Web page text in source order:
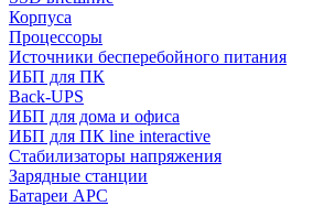
Корпуса
Процессоры
Источники бесперебойного питания
ИБП для ПК
Back-UPS
ИБП для дома и офиса
ИБП для ПК linе interactive
Стабилизаторы напряжения
Зарядные станции
Батареи APC